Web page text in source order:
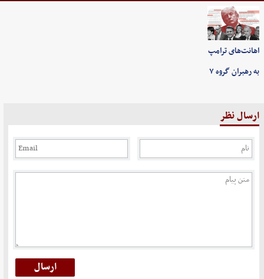
اهانت‌های ترامپ
به رهبران گروه ۷
ارسال نظر